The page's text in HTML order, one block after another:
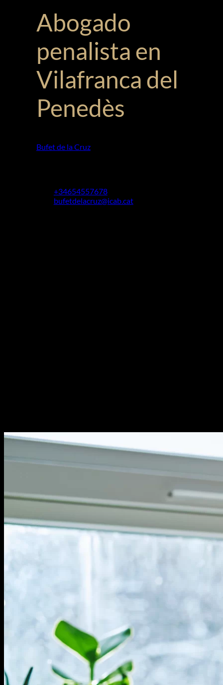
Abogado
penalista en
Vilafranca del
Penedès
Bufet de la Cruz
+34654557678
bufetdelacruz@icab.cat